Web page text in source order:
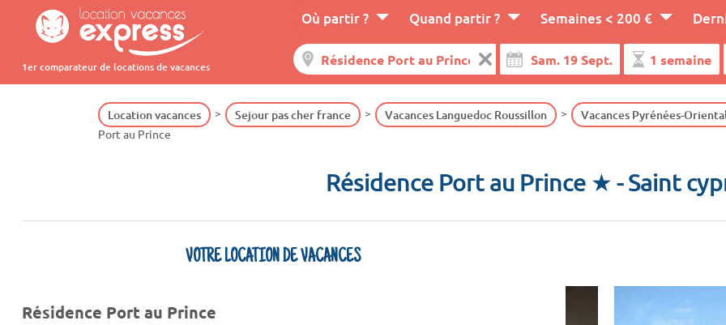
1er comparateur de locations de vacances
Où partir ? Quand partir ? Semaines < 200 €
Location vacances Sejour pas cher france Vacances Languedoc Roussillon Vacances Pyrénées-
Port au Prince
Résidence Port au Prince ★- Saint
VOTRE LOCATION DE VACANCES
Résidence Port au Prince